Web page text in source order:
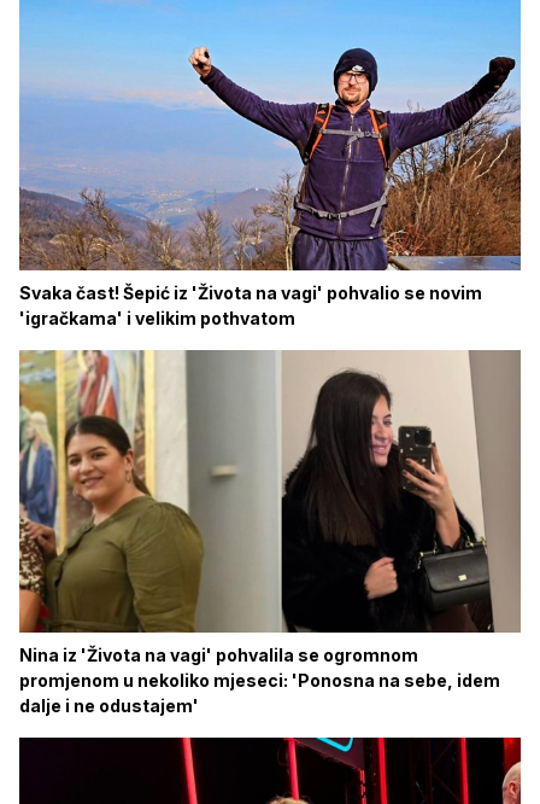
Svaka čast! Šepić iz 'Života na vagi' pohvalio se novim
'igračkama' i velikim pothvatom
Nina iz 'Života na vagi' pohvalila se ogromnom
promjenom u nekoliko mjeseci: 'Ponosna na sebe, idem
dalje i ne odustajem'